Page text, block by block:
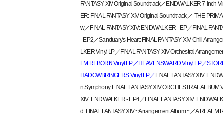
FANTASY XIV Original Soundtrack／ENDWALKER 7-inch
ER: FINAL FANTASY XIV Original Soundtrack ／ THE
w／FINAL FANTASY XIV: ENDWALKER - EP／FINAL
- EP2／Sanctuary's Heart: FINAL FANTASY XIV Chill
LKER Vinyl LP／FINAL FANTASY XIV Orchestral
LM REBORN Vinyl LP／HEAVENSWARD Vinyl LP／
HADOWBRINGERS Vinyl LP／ FINAL FANTASY XIV:
n Symphony: FINAL FANTASY XIV ORCHESTRAL ALBUM
XIV: ENDWALKER - EP4／FINAL FANTASY XIV:
d: FINAL FANTASY XIV ~Arrangement Album ~／A REALM